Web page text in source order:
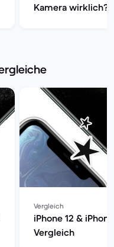
Kamera wirklich?
Vergleich
iPhone 12 &
Vergleich